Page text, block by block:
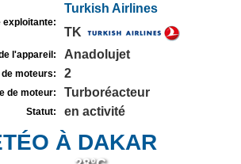
exploitante:
Turkish Airlines
TK
l'appareil: Anadolujet
de moteurs: 2
de moteur: Turboréacteur
Statut: en activité
À DAKAR